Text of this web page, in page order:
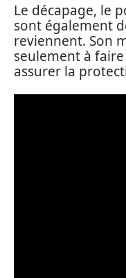
Le décapage, le
sont également
reviennent. Son
seulement à
assurer la